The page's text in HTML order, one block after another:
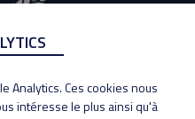
Salvagny
88 48
Analytics. Ces cookies nous
intéresse le plus ainsi qu'à